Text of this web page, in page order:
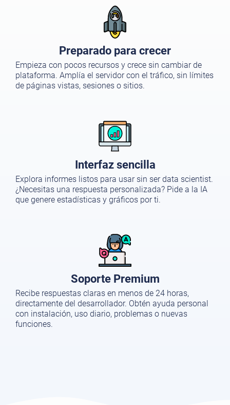
Preparado para crecer
Empieza con pocos recursos y crece sin cambiar de
plataforma. Amplía el servidor con el tráfico, sin límites
de páginas vistas, sesiones o sitios.
Interfaz sencilla
Explora informes listos para usar sin ser data scientist.
¿Necesitas una respuesta personalizada? Pide a la IA
que genere estadísticas y gráficos por ti.
Soporte Premium
Recibe respuestas claras en menos de 24 horas,
directamente del desarrollador. Obtén ayuda personal
con instalación, uso diario, problemas o nuevas
funciones.